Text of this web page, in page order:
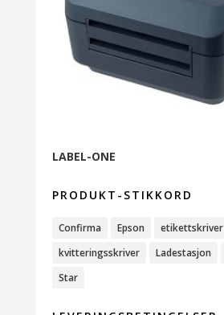
LABEL-ONE
PRODUKT-STIKKORD
Confirma Epson etikettskriver
kvitteringsskriver
Ladestasjon
Star